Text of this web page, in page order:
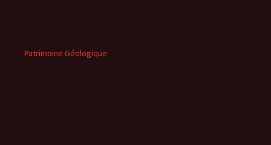
Patrimoine Géologique